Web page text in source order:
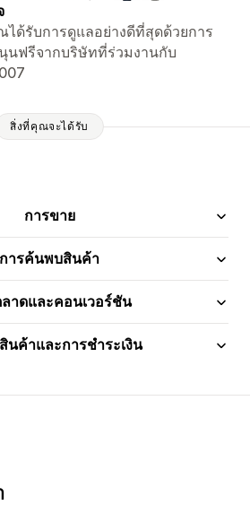
ได้รับการดูแลอย่างดีที่สุดด้วยการ
นฟรีจากบริษัทที่ร่วมงานกับ
สิ่งที่คุณจะได้รับ
การขาย
การค้นพบสินค้า
าดและคอนเวอร์ชัน
นค้าและการชำระเงิน